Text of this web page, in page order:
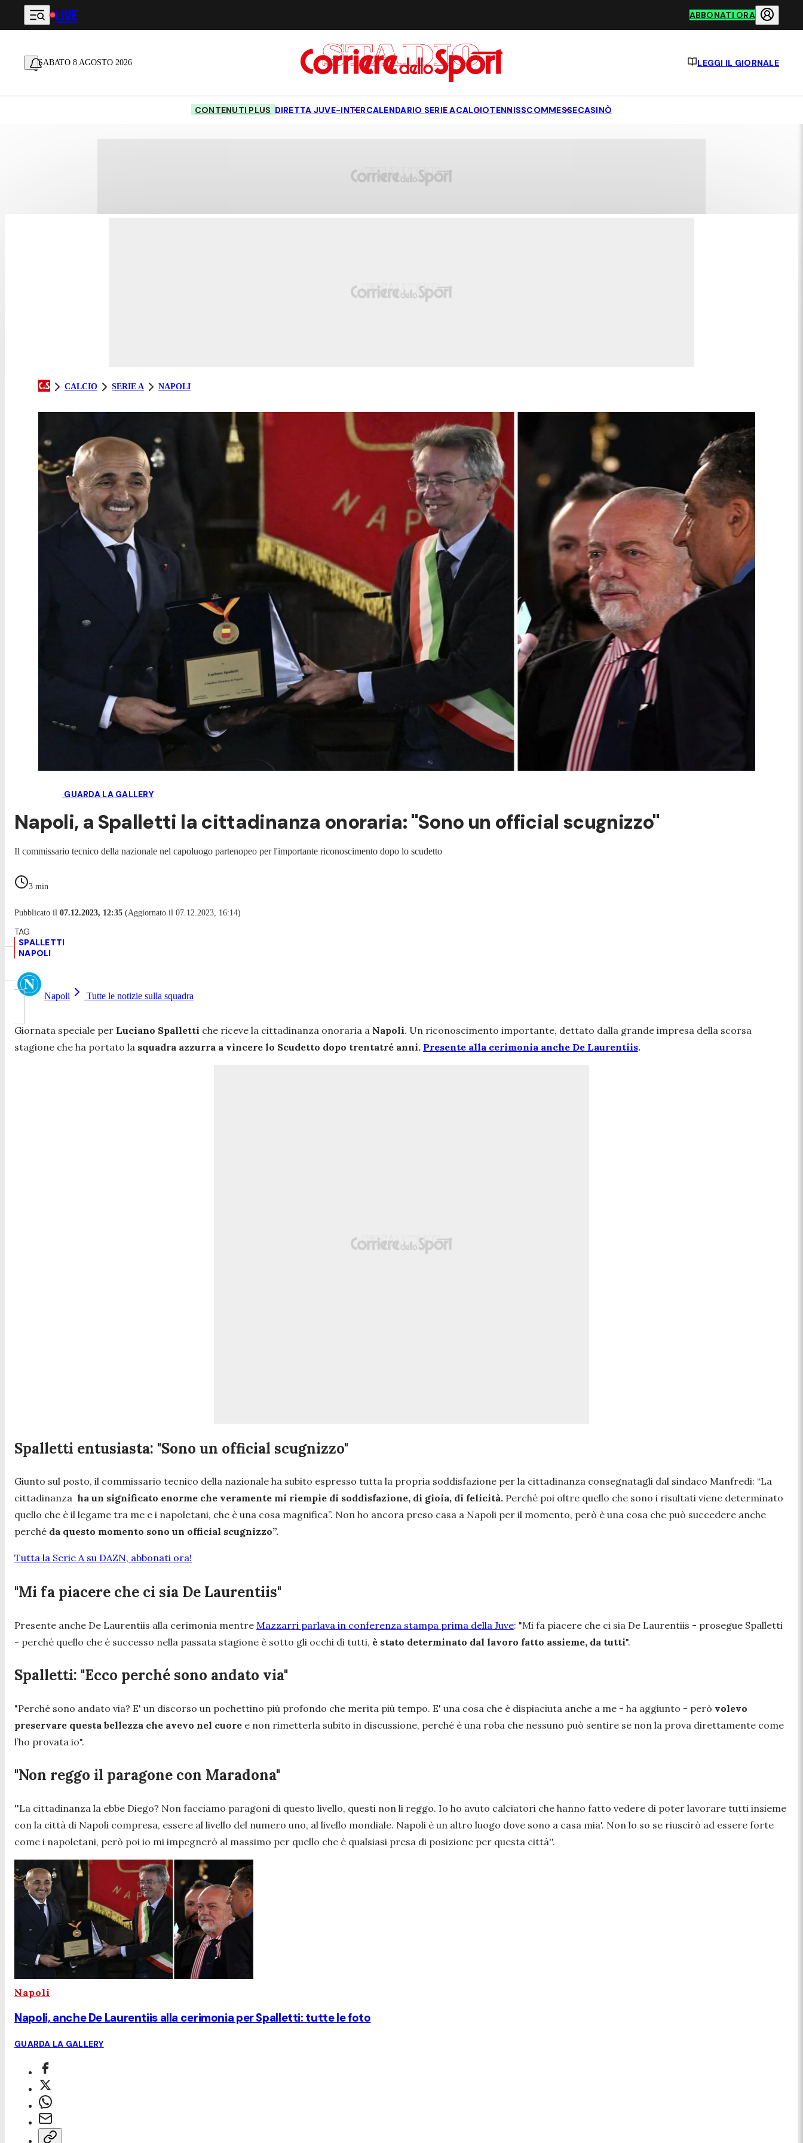
Vai al contenuto principale
LIVE ABBONATI ORA
SABATO 8 AGOSTO 2026 LEGGI IL GIORNALE
CONTENUTI PLUS DIRETTA JUVE-INTERCALENDARIO SERIE ACALCIOTENNISSCOMMESSECASINÒ
CALCIO SERIE A NAPOLI
GUARDA LA GALLERY
Napoli, a Spalletti la cittadinanza onoraria: "Sono un official scugnizzo"
Il commissario tecnico della nazionale nel capoluogo partenopeo per l'importante riconoscimento dopo lo scudetto
3 min
Pubblicato il 07.12.2023, 12:35 (Aggiornato il 07.12.2023, 16:14)
SPALLETTI
NAPOLI
Napoli Tutte le notizie sulla squadra
Giornata speciale per Luciano Spalletti che riceve la cittadinanza onoraria a Napoli. Un riconoscimento importante, dettato dalla grande impresa della scorsa
stagione che ha portato la squadra azzurra a vincere lo Scudetto dopo trentatré anni. Presente alla cerimonia anche De Laurentiis.
Spalletti entusiasta: "Sono un official scugnizzo"
Giunto sul posto, il commissario tecnico della nazionale ha subito espresso tutta la propria soddisfazione per la cittadinanza consegnatagli dal sindaco Manfredi: “La
cittadinanza ha un significato enorme che veramente mi riempie di soddisfazione, di gioia, di felicità. Perché poi oltre quello che sono i risultati viene determinato
quello che è il legame tra me e i napoletani, che è una cosa magnifica”. Non ho ancora preso casa a Napoli per il momento, però è una cosa che può succedere anche
perché da questo momento sono un official scugnizzo”.
Tutta la Serie A su DAZN, abbonati ora!
"Mi fa piacere che ci sia De Laurentiis"
Presente anche De Laurentiis alla cerimonia mentre Mazzarri parlava in conferenza stampa prima della Juve: "Mi fa piacere che ci sia De Laurentiis - prosegue Spalletti
- perché quello che è successo nella passata stagione è sotto gli occhi di tutti, è stato determinato dal lavoro fatto assieme, da tutti".
Spalletti: "Ecco perché sono andato via"
"Perché sono andato via? E' un discorso un pochettino più profondo che merita più tempo. E' una cosa che è dispiaciuta anche a me - ha aggiunto - però volevo
preservare questa bellezza che avevo nel cuore e non rimetterla subito in discussione, perché è una roba che nessuno può sentire se non la prova direttamente come
l’ho provata io".
"Non reggo il paragone con Maradona"
''La cittadinanza la ebbe Diego? Non facciamo paragoni di questo livello, questi non li reggo. Io ho avuto calciatori che hanno fatto vedere di poter lavorare tutti insieme
con la città di Napoli compresa, essere al livello del numero uno, al livello mondiale. Napoli è un altro luogo dove sono a casa mia'. Non lo so se riuscirò ad essere forte
come i napoletani, però poi io mi impegnerò al massimo per quello che è qualsiasi presa di posizione per questa città''.
Napoli
Napoli, anche De Laurentiis alla cerimonia per Spalletti: tutte le foto
GUARDA LA GALLERY